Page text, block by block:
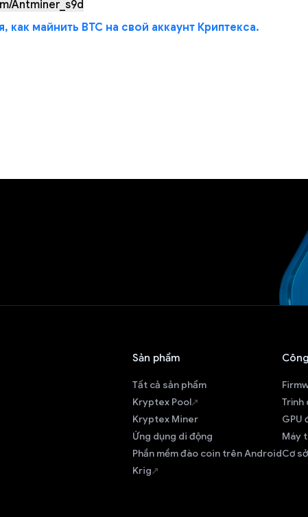
Antminer_s9d
как майнить BTC на свой аккаунт Криптекса.
Sản phẩm
Tất cả sản phẩm
Kryptex Pool
Kryptex Miner
Ứng dụng di động
Phần mềm đào coin trên Android
Krig
Trình
GPU
Máy
Cơ